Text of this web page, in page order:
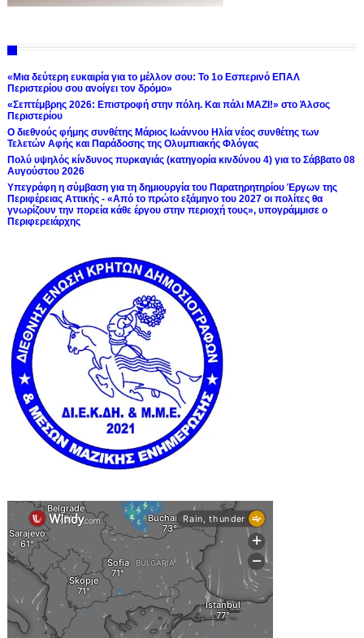
«Μια δεύτερη ευκαιρία για το μέλλον σου: Το 1ο Εσπερινό ΕΠΑΛ
Περιστερίου σου ανοίγει τον δρόμο»
«Σεπτέμβρης 2026: Επιστροφή στην πόλη. Και πάλι ΜΑΖΙ!» στο Άλσος
Περιστερίου
Ο διεθνούς φήμης συνθέτης Μάριος Ιωάννου Ηλία νέος συνθέτης των
Τελετών Αφής και Παράδοσης της Ολυμπιακής Φλόγας
Πολύ υψηλός κίνδυνος πυρκαγιάς (κατηγορία κινδύνου 4) για το Σάββατο 08
Αυγούστου 2026
Υπεγράφη η σύμβαση για τη δημιουργία του Παρατηρητηρίου Έργων της
Περιφέρειας Αττικής - «Από το πρώτο εξάμηνο του 2027 οι πολίτες θα
γνωρίζουν την πορεία κάθε έργου στην περιοχή τους», υπογράμμισε ο
Περιφερειάρχης